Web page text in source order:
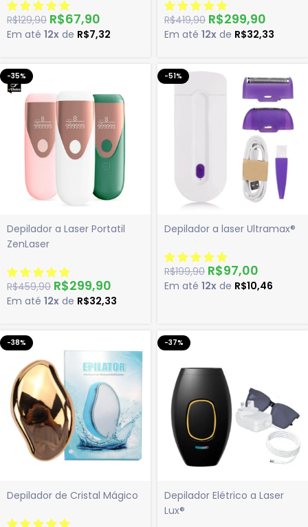
R$129,90 R$67,90
Em até 12x de R$7,32
R$419,90 R$299,90
Em até 12x de R$32,33
-35%
Depilador a Laser Portatil
ZenLaser
R$459,90 R$299,90
Em até 12x de R$32,33
-51%
Depilador a laser Ultramax®
R$199,90 R$97,00
Em até 12x de R$10,46
-38%
Depilador de Cristal Mágico
-37%
Depilador Elétrico a Laser
Lux®